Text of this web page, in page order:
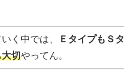
く中では、
ＥタイプもＳタ
切やってん。